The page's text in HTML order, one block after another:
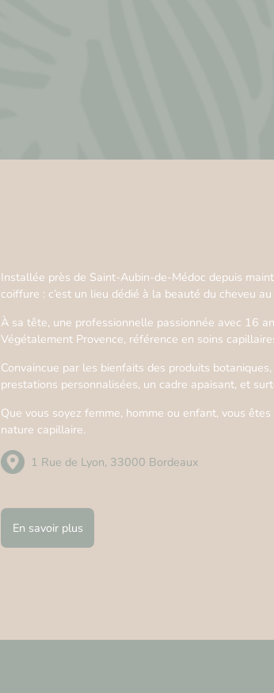
Installée près de Saint-Aubin-de-Médoc depuis
coiffure : c’est un lieu dédié à la beauté du cheveu
À sa tête, une professionnelle passionnée avec 16
Végétalement Provence, référence en soins
Convaincue par les bienfaits des produits
prestations personnalisées, un cadre apaisant, et
Que vous soyez femme, homme ou enfant, vous
nature capillaire.
1 Rue de Lyon, 33000 Bordeaux
En savoir plus